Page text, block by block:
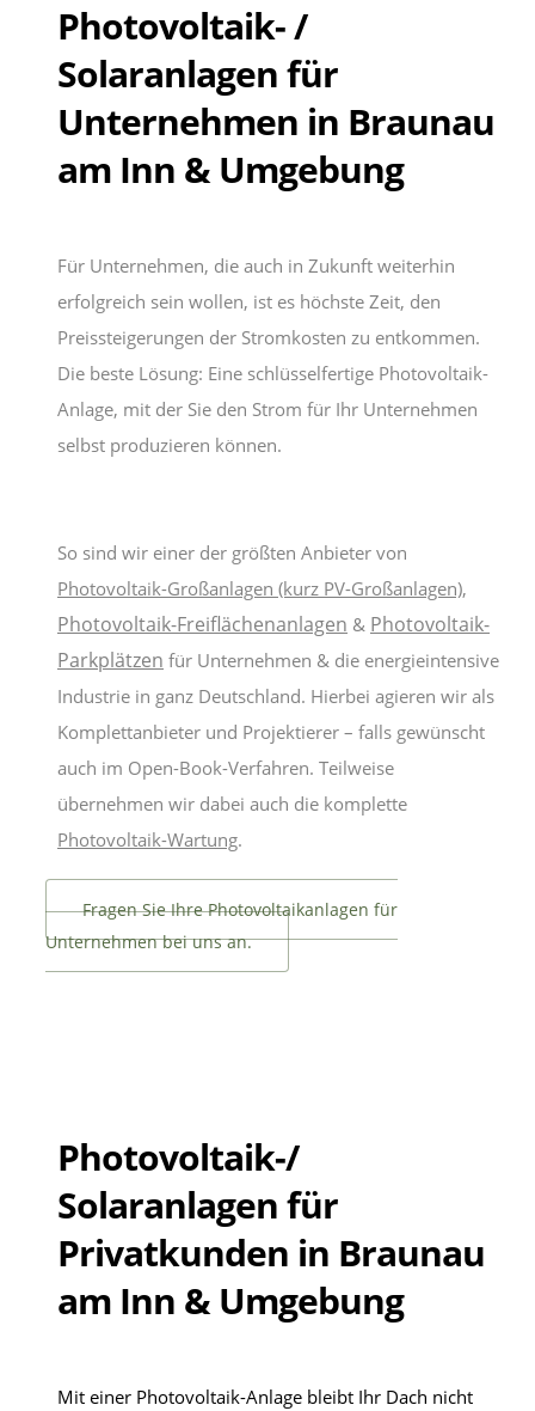
Photovoltaik- /
Solaranlagen für
Unternehmen in Braunau
am Inn & Umgebung
Für Unternehmen, die auch in Zukunft weiterhin
erfolgreich sein wollen, ist es höchste Zeit, den
Preissteigerungen der Stromkosten zu entkommen.
Die beste Lösung: Eine schlüsselfertige Photovoltaik-
Anlage, mit der Sie den Strom für Ihr Unternehmen
selbst produzieren können.
So sind wir einer der größten Anbieter von
Photovoltaik-Großanlagen (kurz PV-Großanlagen),
Photovoltaik-Freiflächenanlagen & Photovoltaik-
Parkplätzen für Unternehmen & die energieintensive
Industrie in ganz Deutschland. Hierbei agieren wir als
Komplettanbieter und Projektierer – falls gewünscht
auch im Open-Book-Verfahren. Teilweise
übernehmen wir dabei auch die komplette
Photovoltaik-Wartung.
Fragen Sie Ihre Photovoltaikanlagen für
Unternehmen bei uns an.
Photovoltaik-/
Solaranlagen für
Privatkunden in Braunau
am Inn & Umgebung
Mit einer Photovoltaik-Anlage bleibt Ihr Dach nicht